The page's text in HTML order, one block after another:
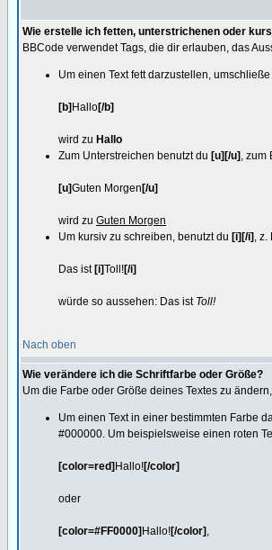
Wie erstelle ich fetten, unterstrichenen oder
BBCode verwendet Tags, die dir erlauben, das
Um einen Text fett darzustellen,
[b] Hallo[/b]
wird zu Hallo
Zum Unterstreichen benutzt du [u][/u] , zum
[u]Guten Morgen [/u]
wird zu Guten Morgen
Um kursiv zu schreiben, benutzt du [i][/i] , z.
Das ist [i]Toll![/i]
würde so aussehen: Das ist Toll!
Nach oben
Wie verändere ich die Schriftfarbe oder Größe?
Um die Farbe oder Größe deines Textes zu
Um einen Text in einer bestimmten Farbe
#000000. Um beispielsweise einen roten
[color=red] Hallo![/color]
oder
[color=#FF0000] Hallo![/color] ,